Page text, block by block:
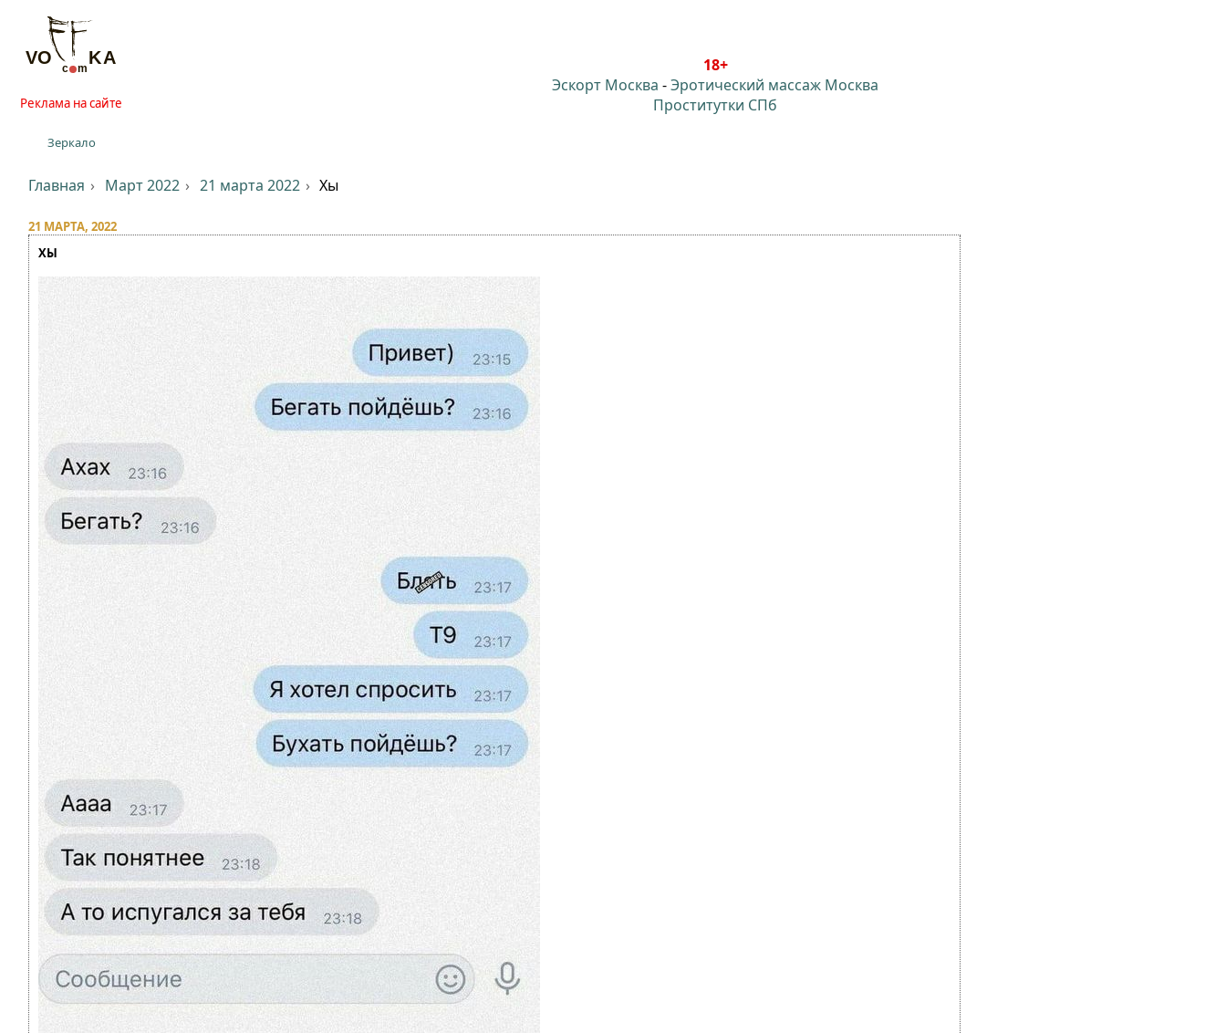
Реклама на сайте
Зеркало
18+
Эскорт Москва -Эротический массаж Москва
Проститутки СПб
Главная Март 2022 21 марта 2022 Хы
21 МАРТА, 2022
ХЫ